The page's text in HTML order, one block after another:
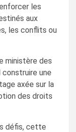
les
aux
les conflits ou
ministère des
une
axée sur la
des droits
défis, cette